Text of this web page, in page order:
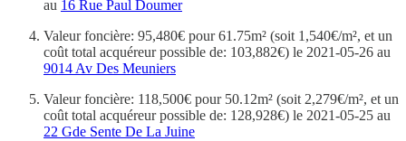
au 16 Rue Paul Doumer
Valeur foncière: 95,480€ pour 61.75m² (soit 1,540€/m², et un
coût total acquéreur possible de: 103,882€) le 2021-05-26 au
9014 Av Des Meuniers
Valeur foncière: 118,500€ pour 50.12m² (soit 2,279€/m², et un
coût total acquéreur possible de: 128,928€) le 2021-05-25 au
22 Gde Sente De La Juine